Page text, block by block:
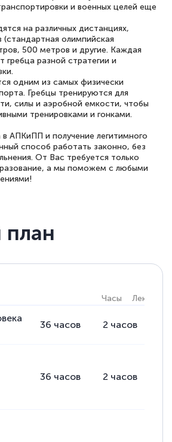
и военных целей еще
на различных дистанциях,
олимпийская
500 метров и другие. Каждая
гребца разной стратегии и
одним из самых физически
Гребцы тренируются для
силы и аэробной емкости, чтобы
тренировками и гонками.
АПКиПП и получение легитимного
способ работать законно, без
От Вас требуется только
а мы поможем с любыми
Часы Лекции
36 часов 2 часов
36 часов 2 часов